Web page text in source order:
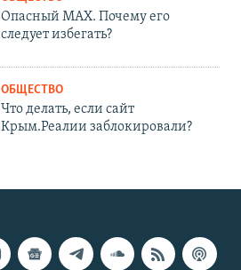
Опасный MAX. Почему его
следует избегать?
ОБЩЕСТВО
Что делать, если сайт
Крым.Реалии заблокировали?